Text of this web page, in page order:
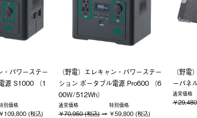
・パワーステー
源 S1000 （1
別価格
￥109,800 (税込)
（野電）エレキャン・パワーステー
ション ポータブル電源 Pro600 （6
00W/512Wh）
通常価格
￥70,950 (税込)
特別価格
￥59,800 (税込)
（野
ーパネ
通常価格
￥